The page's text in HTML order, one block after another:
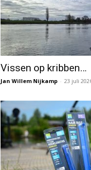
Vissen op kribben…
Jan Willem Nijkamp - 23 juli